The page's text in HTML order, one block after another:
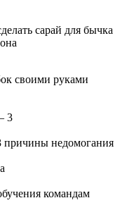
сарай для бычка
своими руками
причины недомогания
командам